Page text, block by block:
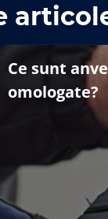
Ce sunt
omologate?